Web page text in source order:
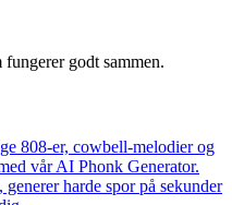
godt sammen.
808-er, cowbell-melodier og
vår AI Phonk Generator.
harde spor på sekunder